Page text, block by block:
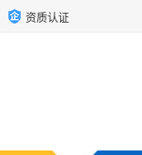
资质认证